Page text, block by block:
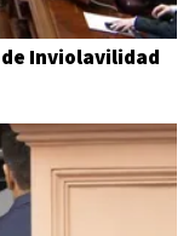
de Inviolavilidad